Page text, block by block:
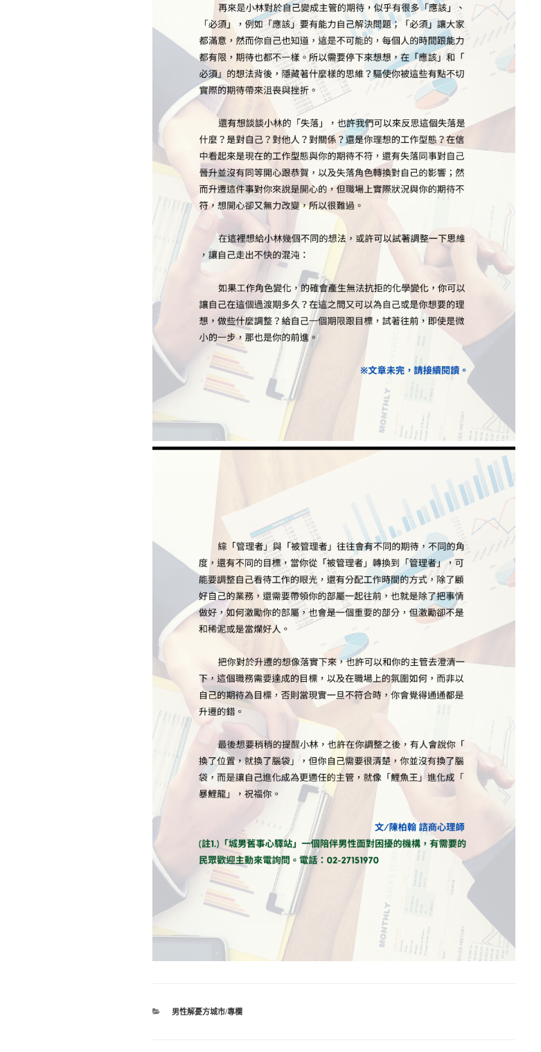
分
男性解憂方城市/專欄